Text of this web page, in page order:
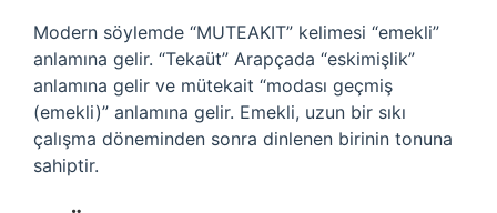
Modern söylemde “MUTEAKIT” kelimesi “emekli”
anlamına gelir. “Tekaüt” Arapçada “eskimişlik”
anlamına gelir ve mütekait “modası geçmiş
(emekli)” anlamına gelir. Emekli, uzun bir sıkı
çalışma döneminden sonra dinlenen birinin tonuna
sahiptir.